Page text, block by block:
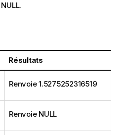
NULL.
Résultats
Renvoie 1.5275252316519
Renvoie NULL